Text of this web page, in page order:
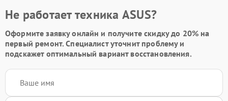
Не работает техника ASUS?
Оформите заявку онлайн и получитескидку до 20% на
первый ремонт. Специалист уточнит проблему и
подскажет оптимальный вариант восстановления.